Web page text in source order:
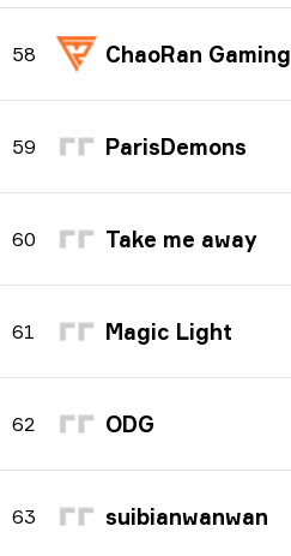
58 ChaoRan Gaming
59 ParisDemons
60 Take me away
61 Magic Light
62 ODG
63 suibianwanwan